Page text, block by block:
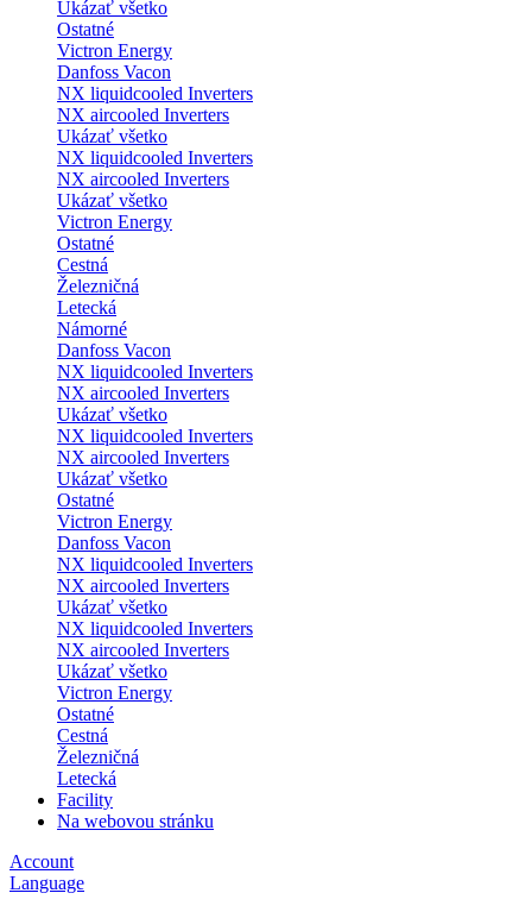
Ukázať všetko
Ostatné
Victron Energy
Danfoss Vacon
NX liquidcooled Inverters
NX aircooled Inverters
Ukázať všetko
NX liquidcooled Inverters
NX aircooled Inverters
Ukázať všetko
Victron Energy
Ostatné
Cestná
Železničná
Letecká
Námorné
Danfoss Vacon
NX liquidcooled Inverters
NX aircooled Inverters
Ukázať všetko
NX liquidcooled Inverters
NX aircooled Inverters
Ukázať všetko
Ostatné
Victron Energy
Danfoss Vacon
NX liquidcooled Inverters
NX aircooled Inverters
Ukázať všetko
NX liquidcooled Inverters
NX aircooled Inverters
Ukázať všetko
Victron Energy
Ostatné
Cestná
Železničná
Letecká
Facility
Na webovou stránku
Account
Language